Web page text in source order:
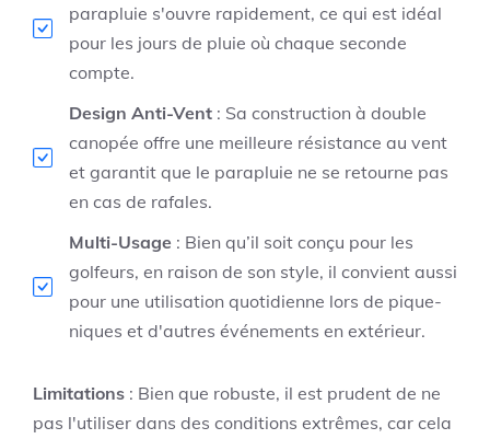
parapluie s'ouvre rapidement, ce qui est idéal
pour les jours de pluie où chaque seconde
compte.
Design Anti-Vent : Sa construction à double
canopée offre une meilleure résistance au vent
et garantit que le parapluie ne se retourne pas
en cas de rafales.
Multi-Usage : Bien qu’il soit conçu pour les
golfeurs, en raison de son style, il convient aussi
pour une utilisation quotidienne lors de pique-
niques et d'autres événements en extérieur.
Limitations : Bien que robuste, il est prudent de ne
pas l'utiliser dans des conditions extrêmes, car cela